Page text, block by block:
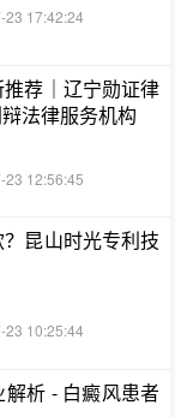
23 17:42:24
荐｜辽宁勋证律
法律服务机构
23 12:56:45
昆山时光专利技
23 10:25:44
析 - 白癜风患者